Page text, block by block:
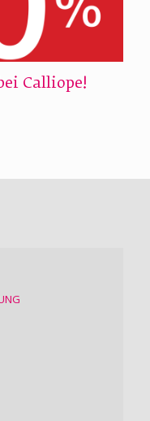
Calliope!